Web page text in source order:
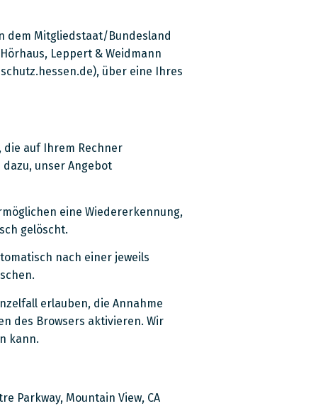
dem Mitgliedstaat/Bundesland
Leppert & Weidmann
über eine Ihres
die auf Ihrem Rechner
unser Angebot
eine Wiedererkennung,
gelöscht.
nach einer jeweils
erlauben, die Annahme
des Browsers aktivieren. Wir
kann.
Parkway, Mountain View, CA